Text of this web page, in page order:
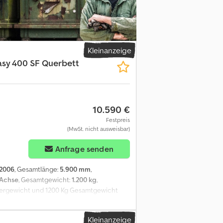
* Vorzelt komplett Firma Brand *
----created with SYSCARA
Kleinanzeige
400 SF Querbett
10.590 €
Festpreis
(MwSt. nicht ausweisbar)
Anfrage senden
, Gesamtlänge: 5.900 mm,
, Gesamtgewicht:1.200 kg
und 1200 Kg Gesamtgewicht
Bett für zwei Personen * im vorderen
Gefrierfach * Gaskocher mit drei
Kleinanzeige